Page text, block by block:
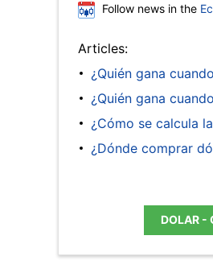
Follow news in the
Articles:
¿Quién gana
¿Quién gana
¿Cómo se calcula
¿Dónde comprar
DOLAR -